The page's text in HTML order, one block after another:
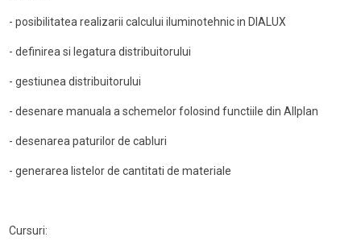
- posibilitatea realizarii calcului iluminotehnic in DIALUX
- definirea si legatura distribuitorului
- gestiunea distribuitorului
- desenare manuala a schemelor folosind functiile din Allplan
- desenarea paturilor de cabluri
- generarea listelor de cantitati de materiale
Cursuri: